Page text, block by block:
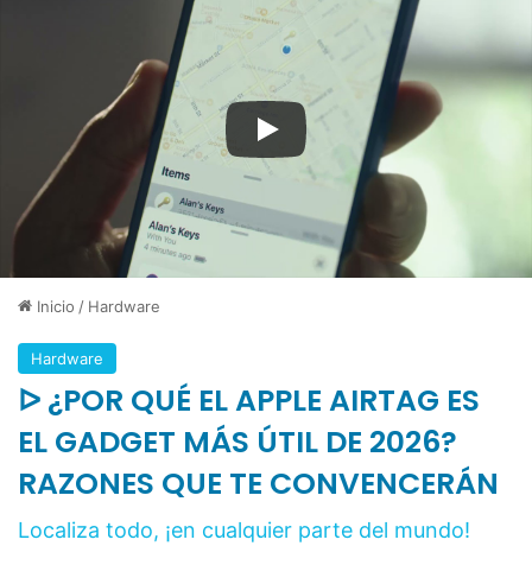
2. Xbox Series S
Xbox Series S
ha escalado rápidamente en
popularidad. Me parece una consola súper
equilibrada para quienes buscan una buena
experiencia de juego sin vaciar su billetera.